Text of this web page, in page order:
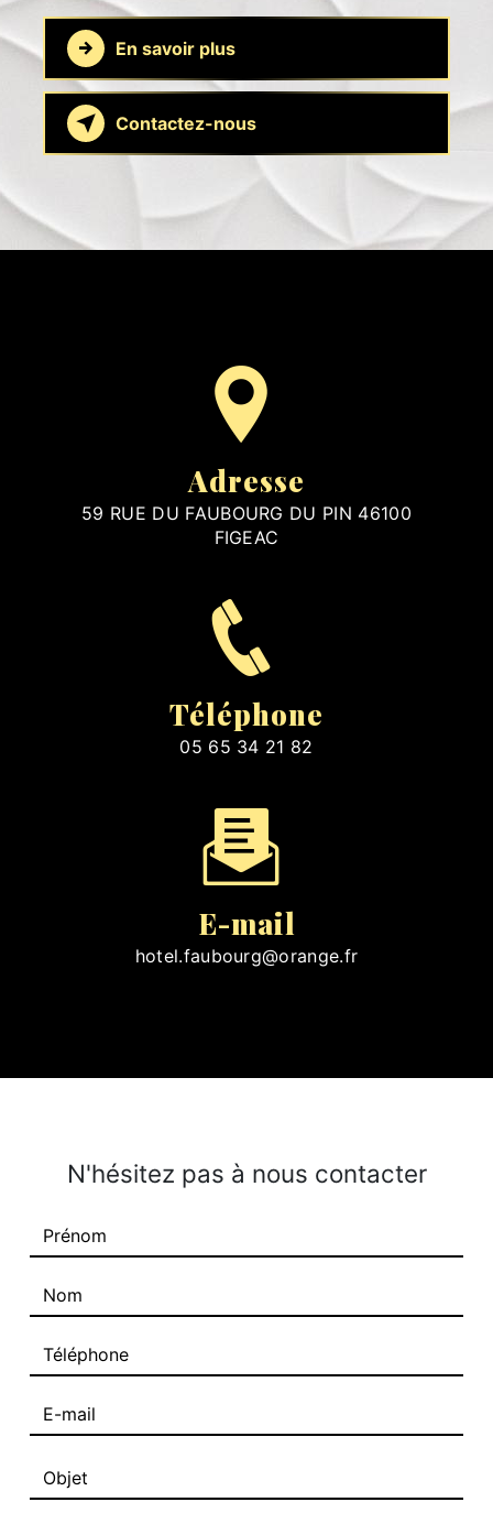
En savoir plus
Contactez-nous
Adresse
59 RUE DU FAUBOURG DU PIN 46100
FIGEAC
Téléphone
05 65 34 21 82
E-mail
hotel.faubourg@orange.fr
N'hésitez pas à nous contacter